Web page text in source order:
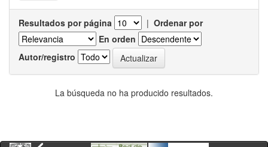
Resultados por página | Ordenar por
En orden
Autor/registro
La búsqueda no ha producido resultados.